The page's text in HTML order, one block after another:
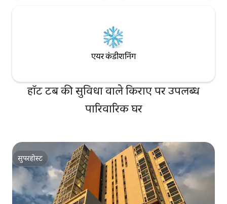
एयर कंडीशनिंग
हॉट टब की सुविधा वाले किराए पर उपलब्ध
पारिवारिक घर
सुपरहोस्ट
सुपरहोस्ट